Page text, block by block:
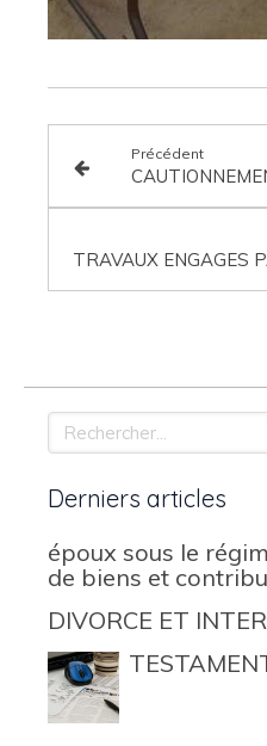
Précédent
Rechercher
Derniers articles
époux sous le
de biens et
DIVORCE ET